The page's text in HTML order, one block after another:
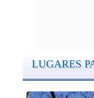
LUGARES